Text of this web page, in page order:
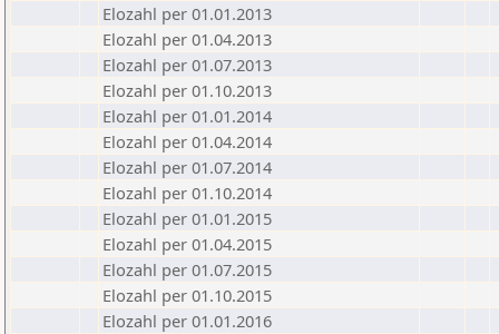
Elozahl per 01.01.2013
Elozahl per 01.04.2013
Elozahl per 01.07.2013
Elozahl per 01.10.2013
Elozahl per 01.01.2014
Elozahl per 01.04.2014
Elozahl per 01.07.2014
Elozahl per 01.10.2014
Elozahl per 01.01.2015
Elozahl per 01.04.2015
Elozahl per 01.07.2015
Elozahl per 01.10.2015
Elozahl per 01.01.2016